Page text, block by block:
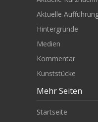
Aktuelle
Hintergründe
Medien
Kommentar
Kunststücke
Mehr Seiten
Startseite